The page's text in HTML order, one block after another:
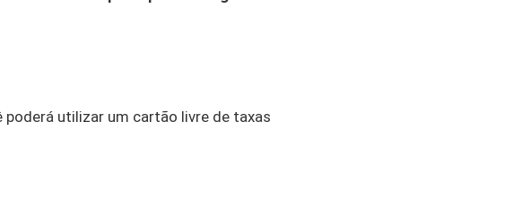
poderá utilizar um cartão livre de taxas